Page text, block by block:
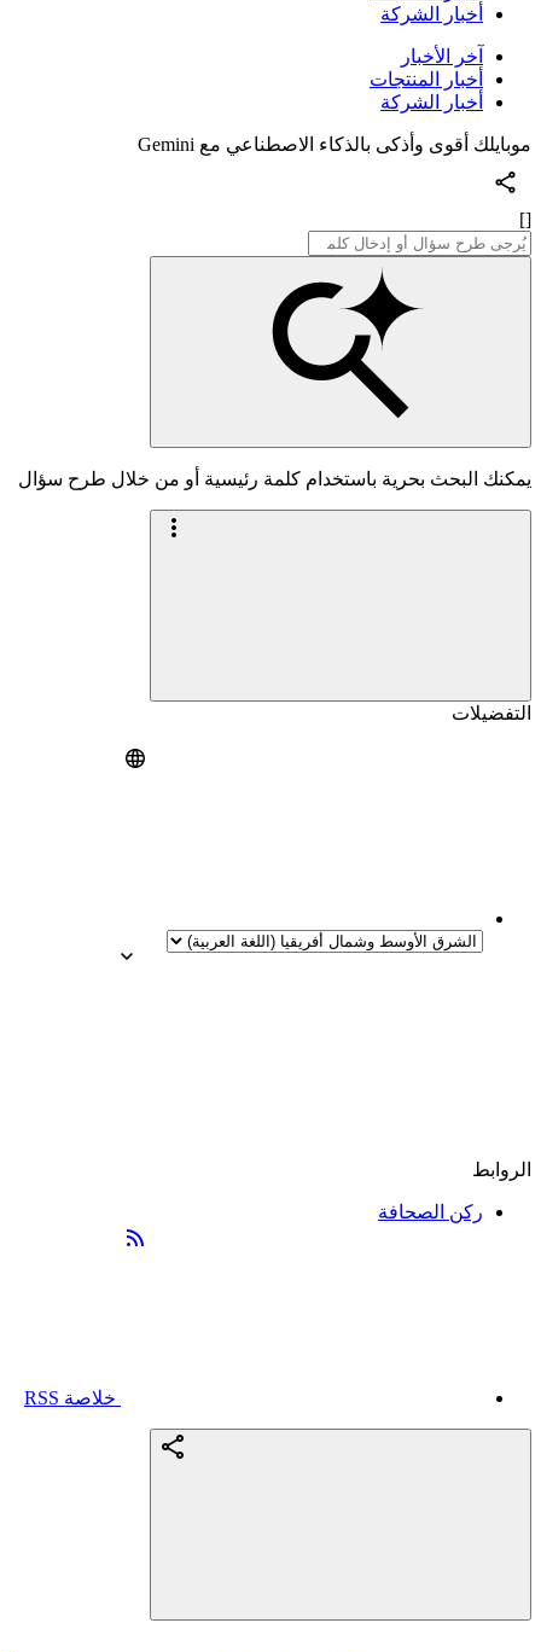
أخبار الشركة
آخر الأخبار
أخبار المنتجات
أخبار الشركة
موبايلك أقوى وأذكى بالذكاء الاصطناعي مع Gemini
[]
يمكنك البحث بحرية باستخدام كلمة رئيسية أو من خلال طرح سؤال
التفضيلات
الروابط
ركن الصحافة
خلاصة RSS